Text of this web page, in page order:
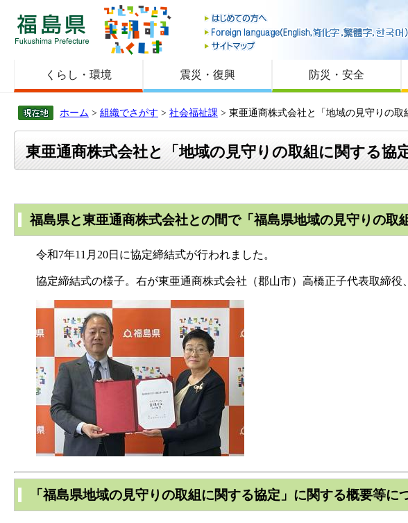
福島県
くらし・環境 震災・復興 防災・安全
ホーム > 組織でさがす > 社会福祉課 > 東亜通商株式会社と「地域の見守りの
東亜通商株式会社と「地域の見守りの取組に関する協
福島県と東亜通商株式会社との間で「福島県地域の見守りの取
令和7年11月20日に協定締結式が行われました。
協定締結式の様子。右が東亜通商株式会社（郡山市）高橋正子代表取締役
「福島県地域の見守りの取組に関する協定」に関する概要等に